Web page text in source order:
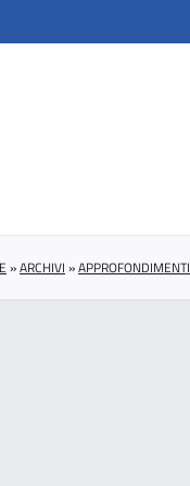
»ARCHIVI »APPROFONDIMENTI